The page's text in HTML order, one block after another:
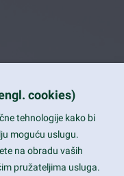
cookies)
tehnologije kako bi
moguću uslugu.
na obradu vaših
pružateljima usluga.